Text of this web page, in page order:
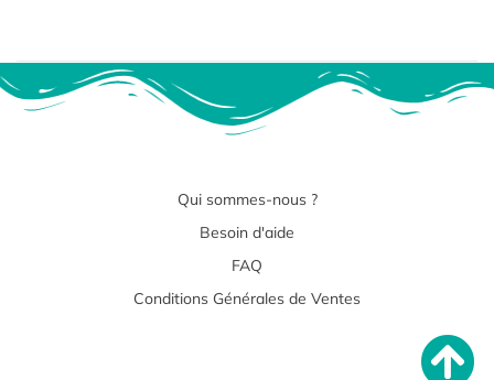
Qui sommes-nous ?
Besoin d'aide
FAQ
Conditions Générales de Ventes